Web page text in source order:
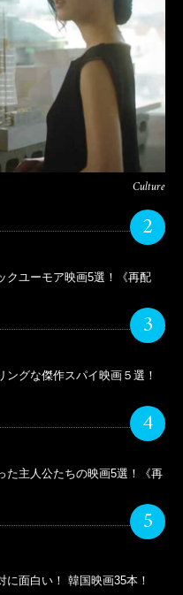
Culture
2
クユーモア映画5選！《再配
3
ングな傑作スパイ映画５選！
4
た主人公たちの映画5選！《再
5
に面白い！ 韓国映画35本！